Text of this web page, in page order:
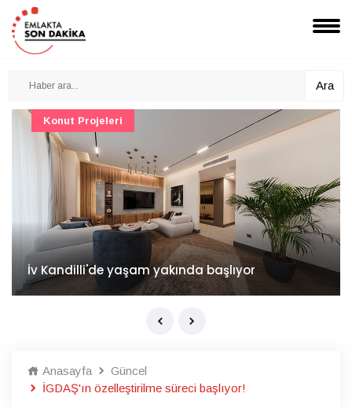
Ara
İv Kandilli'de yaşam yakında başlıyor
Konut Projeleri
Anasayfa
Güncel
İGDAŞ'ın özelleştirilme süreci başlıyor!